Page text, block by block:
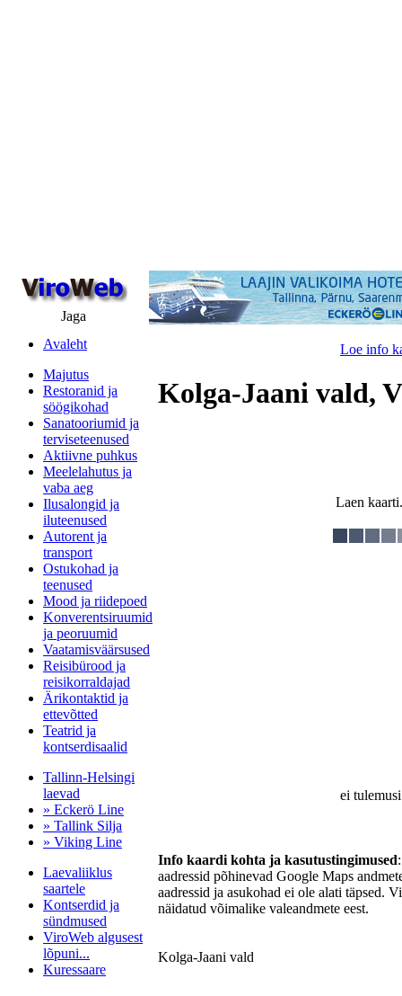
Jaga
Avaleht
Majutus
Restoranid ja
söögikohad
Sanatooriumid ja
terviseteenused
Aktiivne puhkus
Meelelahutus ja
vaba aeg
Ilusalongid ja
iluteenused
Autorent ja
transport
Ostukohad ja
teenused
Mood ja riidepoed
Konverentsiruumid
ja peoruumid
Vaatamisväärsused
Reisibürood ja
reisikorraldajad
Ärikontaktid ja
ettevõtted
Teatrid ja
kontserdisaalid
Tallinn-Helsingi
laevad
» Eckerö Line
» Tallink Silja
» Viking Line
Laevaliiklus
saartele
Kontserdid ja
sündmused
ViroWeb algusest
lõpuni...
Kuressaare
Loe info
Kolga-Jaani vald,
Laen
ei
Info kaardi kohta ja kasutustingimused
aadressid põhinevad Google Maps
aadressid ja asukohad ei ole alati täpsed.
näidatud võimalike valeandmete eest.
Kolga-Jaani vald